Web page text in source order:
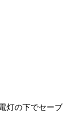
灯の下でセーブ